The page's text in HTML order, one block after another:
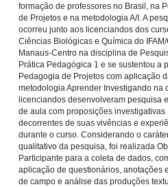
formação de professores no Brasil, na
de Projetos e na metodologia A/I. A
ocorreu junto aos licenciandos dos
Ciências Biológicas e Química do
Manaus-Centro na disciplina de
Prática Pedagógica 1 e se sustentou a
Pedagogia de Projetos com aplicação
metodologia Aprender Investigando na
licenciandos desenvolveram pesquisa
de aula com proposições investigativas
decorrentes de suas vivências e
durante o curso. Considerando o
qualitativo da pesquisa, foi realizada
Participante para a coleta de dados,
aplicação de questionários, anotações
de campo e análise das produções